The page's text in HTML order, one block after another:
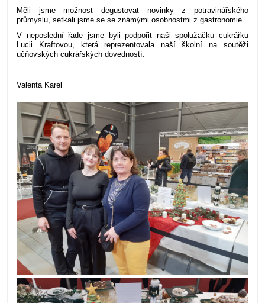
Měli jsme možnost degustovat novinky z potravinářského
průmyslu, setkali jsme se se známými osobnostmi z gastronomie.
V neposlední řade jsme byli podpořit naši spolužačku cukrářku
Lucii Kraftovou, která reprezentovala naší školní na soutěži
učňovských cukrářských dovedností.
Valenta Karel